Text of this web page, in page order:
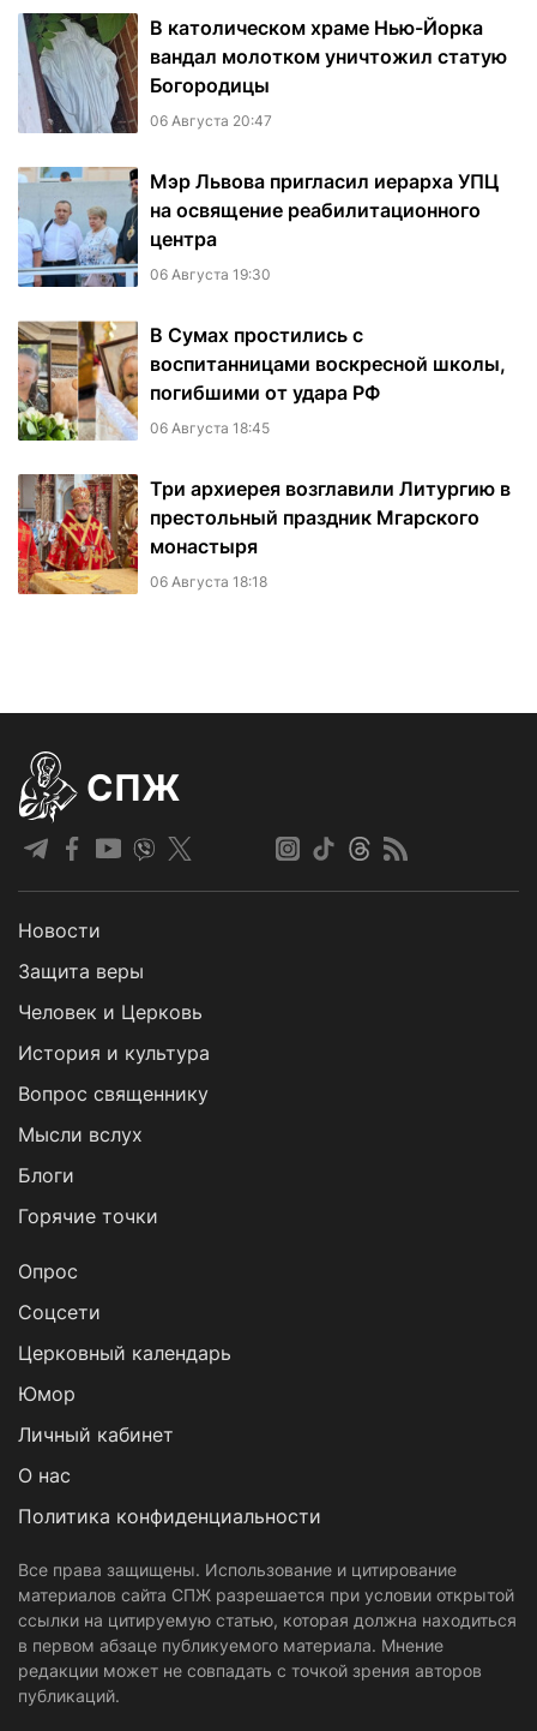
В католическом храме Нью-Йорка
вандал молотком уничтожил статую
Богородицы
06 Августа 20:47
Мэр Львова пригласил иерарха УПЦ
на освящение реабилитационного
центра
06 Августа 19:30
В Сумах простились с
воспитанницами воскресной школы,
погибшими от удара РФ
06 Августа 18:45
Три архиерея возглавили Литургию в
престольный праздник Мгарского
монастыря
06 Августа 18:18
СПЖ
Новости
Защита веры
Человек и Церковь
История и культура
Вопрос священнику
Мысли вслух
Блоги
Горячие точки
Опрос
Cоцсети
Церковный календарь
Юмор
Личный кабинет
О нас
Политика конфиденциальности
Все права защищены. Использование и цитирование
материалов сайта СПЖ разрешается при условии открытой
ссылки на цитируемую статью, которая должна находиться
в первом абзаце публикуемого материала. Мнение
редакции может не совпадать с точкой зрения авторов
публикаций.